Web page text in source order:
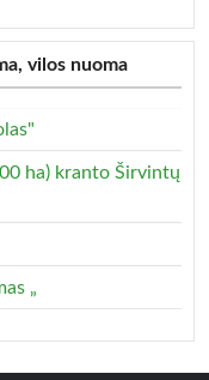
vilos nuoma
ha) kranto Širvintų
„